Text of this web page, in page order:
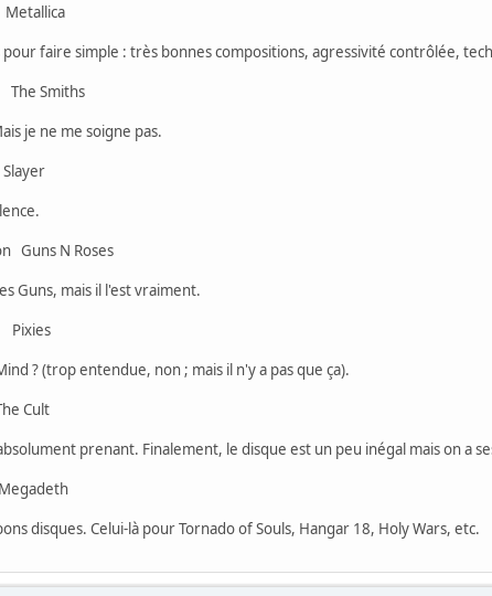
pour faire simple : très bonnes compositions, agressivité contrôlée,
Smiths
je ne me soigne pas.
Guns N Roses
Guns, mais il l'est vraiment.
? (trop entendue, non ; mais il n'y a pas que ça).
Cult
prenant. Finalement, le disque est un peu inégal mais on a
disques. Celui-là pour Tornado of Souls, Hangar 18, Holy Wars, etc.